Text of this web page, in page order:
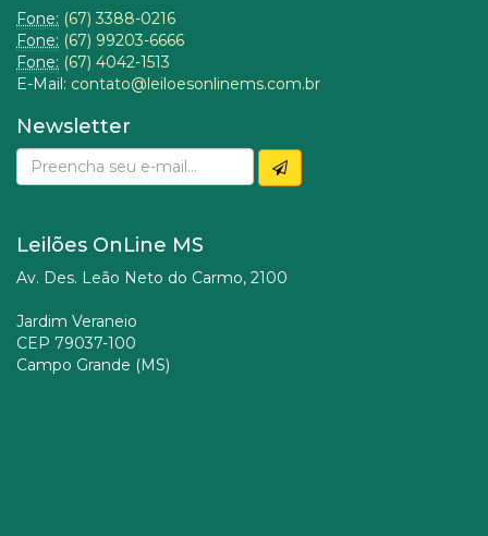
Fone: (67) 3388-0216
Fone: (67) 99203-6666
Fone: (67) 4042-1513
E-Mail: contato@leiloesonlinems.com.br
Newsletter
Leilões OnLine MS
Av. Des. Leão Neto do Carmo, 2100
Jardim Veraneio
CEP 79037-100
Campo Grande (MS)